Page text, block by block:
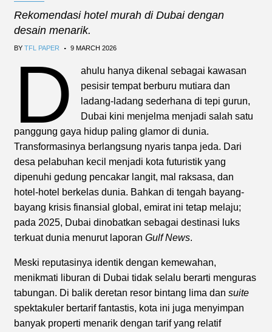
Rekomendasi hotel murah di Dubai dengan
desain menarik.
BY TFL PAPER . 9 MARCH 2026
D
ahulu hanya dikenal sebagai kawasan
pesisir tempat berburu mutiara dan
ladang-ladang sederhana di tepi gurun,
Dubai kini menjelma menjadi salah satu
panggung gaya hidup paling glamor di dunia.
Transformasinya berlangsung nyaris tanpa jeda. Dari
desa pelabuhan kecil menjadi kota futuristik yang
dipenuhi gedung pencakar langit, mal raksasa, dan
hotel-hotel berkelas dunia. Bahkan di tengah bayang-
bayang krisis finansial global, emirat ini tetap melaju;
pada 2025, Dubai dinobatkan sebagai destinasi luks
terkuat dunia menurut laporan Gulf News.
Meski reputasinya identik dengan kemewahan,
menikmati liburan di Dubai tidak selalu berarti menguras
tabungan. Di balik deretan resor bintang lima dan suite
spektakuler bertarif fantastis, kota ini juga menyimpan
banyak properti menarik dengan tarif yang relatif